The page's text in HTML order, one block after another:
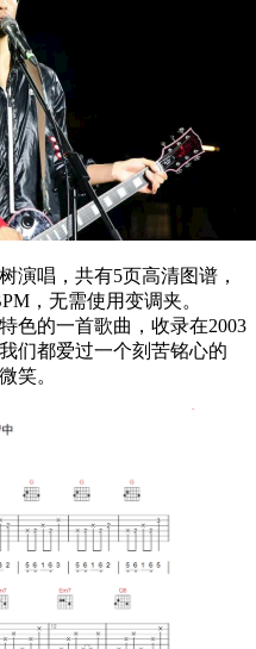
演唱，共有5页高清图谱，
，无需使用变调夹。
色的一首歌曲，收录在2003
们都爱过一个刻苦铭心的
笑。